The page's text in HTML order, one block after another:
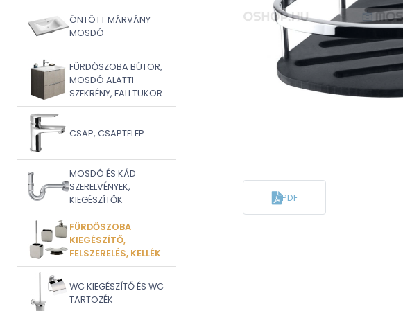
ÖNTÖTT MÁRVÁNY
MOSDÓ
FÜRDŐSZOBA BÚTOR,
MOSDÓ ALATTI
SZEKRÉNY, FALI TÜKÖR
CSAP, CSAPTELEP
MOSDÓ ÉS KÁD
SZERELVÉNYEK,
KIEGÉSZÍTŐK
FÜRDŐSZOBA
KIEGÉSZÍTŐ,
FELSZERELÉS, KELLÉK
WC KIEGÉSZÍTŐ ÉS WC
TARTOZÉK
PDF